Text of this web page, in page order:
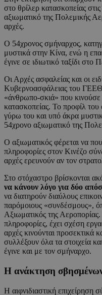
στο θρίλερ κατασκοπείας
αξιωματικό της Πολεμικής
αρχές.
Ο 54χρονος σμήναρχος,
μυστικά στην Κίνα, ενώ η
έγινε σε ιδιωτικό ταξίδι στο
Οι Αρχές ασφαλείας και οι
Κυβερνοασφάλειας του
«άνθρωπο-σκιά» που
κατασκοπείας. Το προφίλ του
γύρω του και υπό άκρα
54χρονο αξιωματικό της
Ο αξιωματικός φέρεται να
πληροφορίες στον Κινέζο
αρχές ερευνούν αν τον
Στο στόχαστρο βρίσκονται
να κάνουν λόγο για δύο
να διατηρούν διαύλους
παρόμοιους «συνδέσμους»,
Αξιωματικός της
πληροφορίες, έχει σχέση
αρχές κινούνται προσεκτικά
συλλέξουν όλα τα στοιχεία
έγινε και με τον σμήναρχο.
Η ανάκτηση
Η αιφνιδιαστική